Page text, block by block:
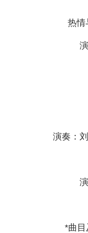
热情与
演
演奏：刘
演
*曲目及